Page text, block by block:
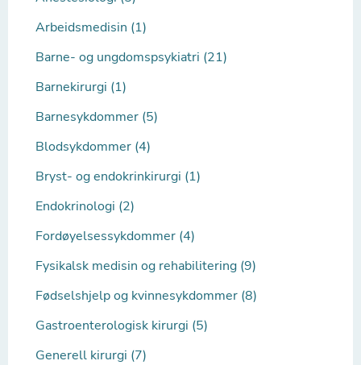
Arbeidsmedisin (1)
Barne- og ungdomspsykiatri (21)
Barnekirurgi (1)
Barnesykdommer (5)
Blodsykdommer (4)
Bryst- og endokrinkirurgi (1)
Endokrinologi (2)
Fordøyelsessykdommer (4)
Fysikalsk medisin og rehabilitering (9)
Fødselshjelp og kvinnesykdommer (8)
Gastroenterologisk kirurgi (5)
Generell kirurgi (7)